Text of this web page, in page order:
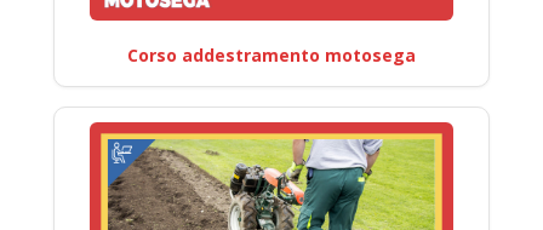
Corso addestramento motosega